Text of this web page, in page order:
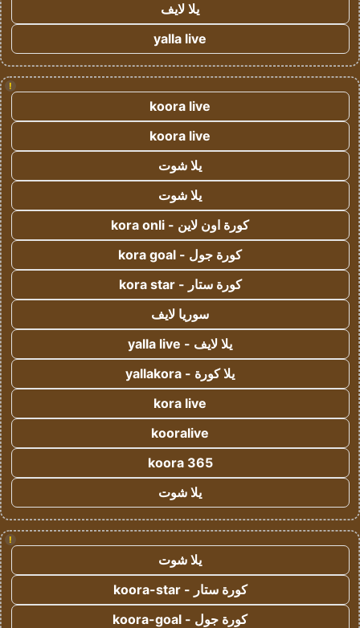
يلا لايف
yalla live
!
koora live
koora live
يلا شوت
يلا شوت
كورة اون لاين - kora onli
كورة جول - kora goal
كورة ستار - kora star
سوريا لايف
يلا لايف - yalla live
يلا كورة - yallakora
kora live
kooralive
koora 365
يلا شوت
!
يلا شوت
كورة ستار - koora-star
كورة جول - koora-goal